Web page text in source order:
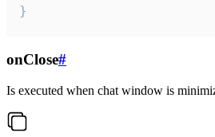
}
onClose#
Is executed when chat window is